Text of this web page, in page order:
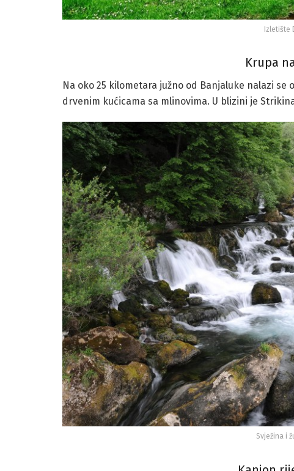
Izletište
Krupa
Na oko 25 kilometara južno od Banjaluke nalazi
drvenim kućicama sa mlinovima. U blizini je
Svježina i